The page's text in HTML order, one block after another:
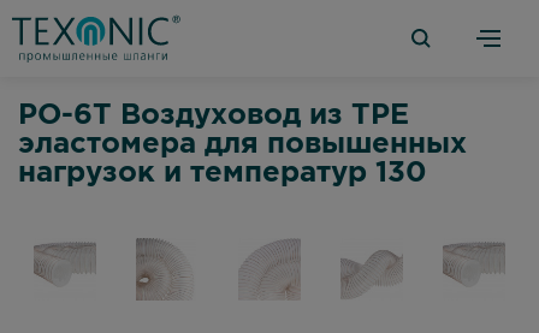
PO-6T Воздуховод из TPE
эластомера для повышенных
нагрузок и температур 130